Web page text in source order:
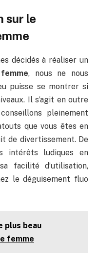
sur le
décidés à réaliser un
, nous ne nous
puisse se montrer si
Il s’agit en outre
pleinement
que vous êtes en
de divertissement. De
intérêts ludiques en
facilité d’utilisation,
le déguisement fluo
plus beau
femme